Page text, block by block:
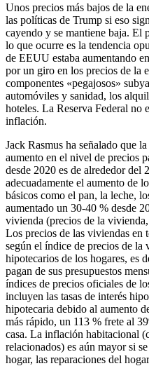
Unos precios más bajos de la
las políticas de Trump si eso
cayendo y se mantiene baja. El
lo que ocurre es la tendencia
de EEUU estaba aumentando
por un giro en los precios de la
componentes «pegajosos»
automóviles y sanidad, los
hoteles. La Reserva Federal no
inflación.
Jack Rasmus ha señalado que
aumento en el nivel de precios
desde 2020 es de alrededor del
adecuadamente el aumento de
básicos como el pan, la leche,
aumentado un 30-40 % desde
vivienda (precios de la
Los precios de las viviendas en
según el índice de precios de la
hipotecarios de los hogares, es
pagan de sus presupuestos
índices de precios oficiales de
incluyen las tasas de interés
hipotecaria debido al aumento
más rápido, un 113 % frete al
casa. La inflación habitacional
relacionados) es aún mayor si
hogar, las reparaciones del